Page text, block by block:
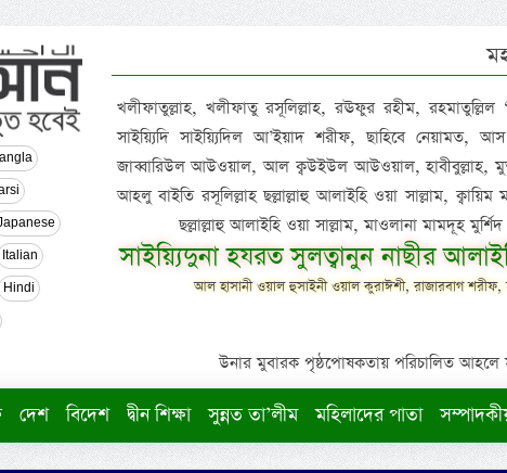
Italian
Hindi
খলীফাতুল্লাহ, খলীফাতু রসূলিল্লাহ, রঊফুর রহীম, রহমাতুল্লিল
সাইয়্যিদি সাইয়্যিদিল আ’ইয়াদ শরীফ, ছাহিবে নেয়ামত,
জাব্বারিউল আউওয়াল, আল ক্বউইউল আউওয়াল, হাবীবুল্লাহ,
আহলু বাইতি রসূলিল্লাহ ছল্লাল্লাহু আলাইহি ওয়া সাল্লাম, ক্বায়িম
ছল্লাল্লাহু আলাইহি ওয়া সাল্লাম, মাওলানা মামদূহ মুর্শিদ
সাইয়্যিদুনা হযরত সুলত্বানুন নাছীর
আল হাসানী ওয়াল হুসাইনী ওয়াল কুরাঈশী, রাজারবাগ শরীফ,
উনার মুবারক পৃষ্ঠপোষকতায় পরিচালিত আহলে
দেশ বিদেশ দ্বীন শিক্ষা সুন্নত তা’লীম মহিলাদের পাতা